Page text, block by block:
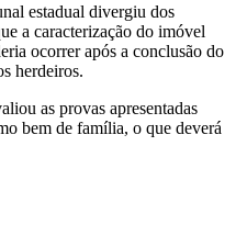
estadual divergiu dos
a caracterização do imóvel
ocorrer após a conclusão do
herdeiros.
as provas apresentadas
bem de família, o que deverá